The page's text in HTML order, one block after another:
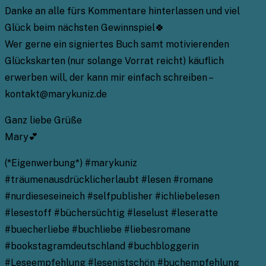
Danke an alle fürs Kommentare hinterlassen und viel
Glück beim nächsten Gewinnspiel🍀
Wer gerne ein signiertes Buch samt motivierenden
Glückskarten (nur solange Vorrat reicht) käuflich
erwerben will, der kann mir einfach schreiben –
kontakt@marykuniz.de
Ganz liebe Grüße
Mary💕
(*Eigenwerbung*) #marykuniz
#träumenausdrücklicherlaubt #lesen #romane
#nurdieseseineich #selfpublisher #ichliebelesen
#lesestoff #büchersüchtig #leselust #leseratte
#buecherliebe #buchliebe #liebesromane
#bookstagramdeutschland #buchbloggerin
#Leseempfehlung #lesenistschön #buchempfehlung